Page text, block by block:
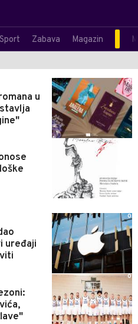
Sport Zabava Magazin
u
0
uređaji
0
0